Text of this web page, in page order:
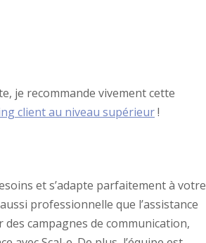
je recommande vivement cette
client au niveau supérieur!
et s’adapte parfaitement à votre
professionnelle que l’assistance
des campagnes de communication,